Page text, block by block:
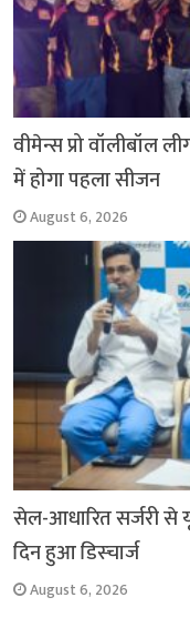
वीमेन्स प्रो वॉलीबॉल
में होगा पहला सीजन
August 6, 2026
सेल-आधारित सर्जरी से
दिन हुआ डिस्चार्ज
August 6, 2026